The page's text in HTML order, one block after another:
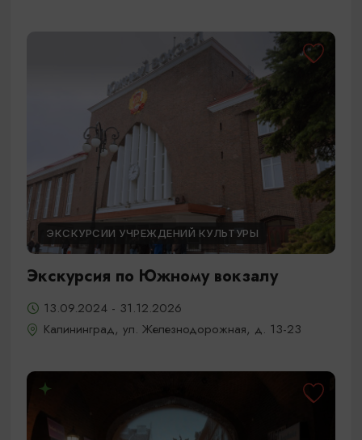
ЭКСКУРСИИ УЧРЕЖДЕНИЙ КУЛЬТУРЫ
Экскурсия по Южному вокзалу
13.09.2024 - 31.12.2026
Калининград, ул. Железнодорожная, д. 13-23